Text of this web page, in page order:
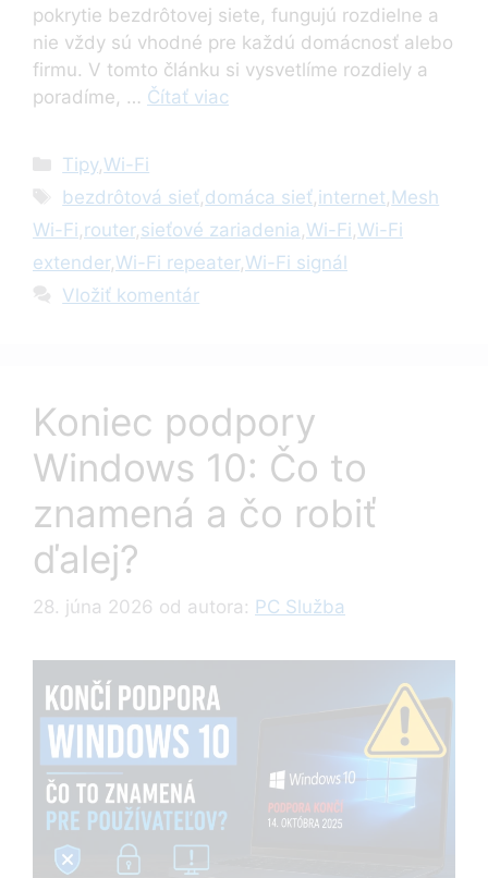
pokrytie bezdrôtovej siete, fungujú rozdielne a
nie vždy sú vhodné pre každú domácnosť alebo
firmu. V tomto článku si vysvetlíme rozdiely a
poradíme, … Čítať viac
Kategórie
Tipy, Wi-Fi
Značky
bezdrôtová sieť domáca sieť internet Mesh
Wi-Fi router, sieťové zariadenia Wi-Fi Wi-Fi
extender, Wi-Fi repeater, Wi-Fi signál
Vložiť komentár
Koniec podpory
Windows 10: Čo to
znamená a čo robiť
ďalej?
28. júna 2026 od autora: PC Služba